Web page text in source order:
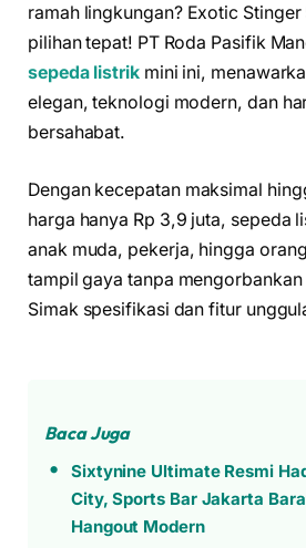
ramah lingkungan? Exotic
pilihan tepat! PT Roda Pasifik
sepeda listrikmini ini,
elegan, teknologi modern, dan
bersahabat.
Dengan kecepatan maksimal
harga hanya Rp 3,9 juta, sepeda
anak muda, pekerja, hingga
tampil gaya tanpa
Simak spesifikasi dan fitur
Baca Juga
Sixtynine Ultimate Resmi
City, Sports Bar Jakarta
Hangout Modern